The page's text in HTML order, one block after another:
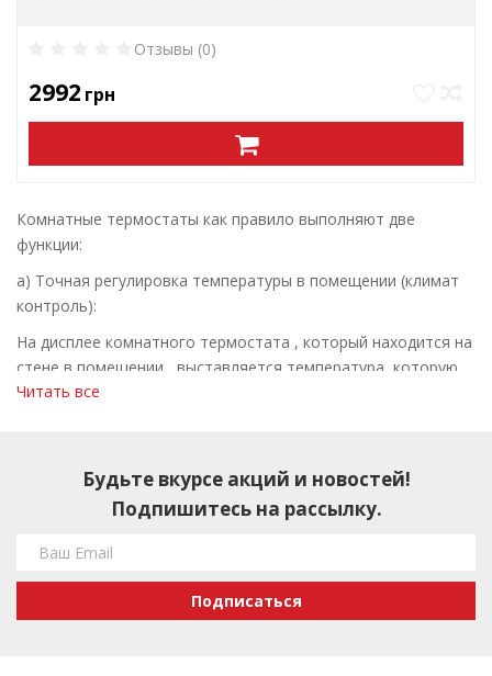
Отзывы (0)
2992 грн
Комнатные термостаты как правило выполняют две
функции:
а) Точная регулировка температуры в помещении (климат
контроль):
На дисплее комнатного термостата , который находится на
стене в помещении, выставляется температура, которую
необходимо удерживать в помещении. При достижении
включается. Таким образом заданная температура в
помещении всегда остается постоянной.
С помощью этой функции можно запрограммировать
температуру в помещении в зависимости от времени суток
на каждый день недели с учетом вашего жизненного
Читать все
Будьте вкурсе акций и новостей!
Подпишитесь на рассылку.
Подписаться